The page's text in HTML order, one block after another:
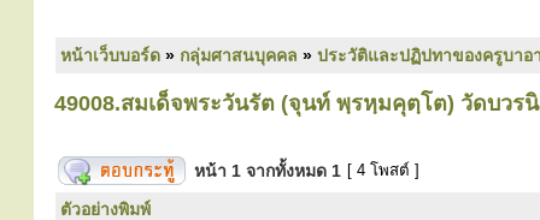
หน้าเว็บบอร์ด » กลุ่มศาสนบุคคล » ประวัติและปฏิปทาของครูบาอ
49008.สมเด็จพระวันรัต (จุนท์ พฺรหฺมคุตฺโต) วัดบวรนิ
หน้า 1 จากทั้งหมด 1 [ 4 โพสต์ ]
ตัวอย่างพิมพ์